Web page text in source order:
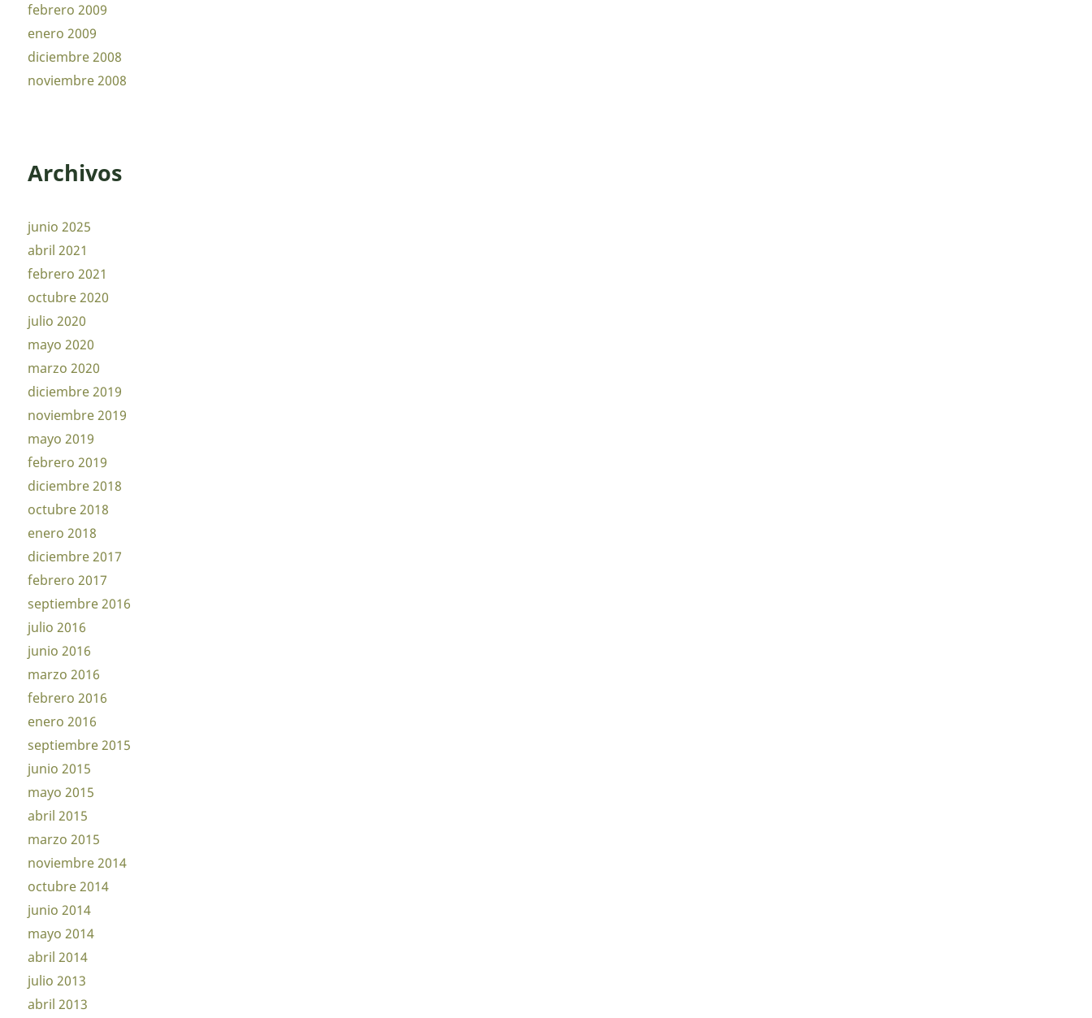
febrero 2009
enero 2009
diciembre 2008
noviembre 2008
Archivos
junio 2025
abril 2021
febrero 2021
octubre 2020
julio 2020
mayo 2020
marzo 2020
diciembre 2019
noviembre 2019
mayo 2019
febrero 2019
diciembre 2018
octubre 2018
enero 2018
diciembre 2017
febrero 2017
septiembre 2016
julio 2016
junio 2016
marzo 2016
febrero 2016
enero 2016
septiembre 2015
junio 2015
mayo 2015
abril 2015
marzo 2015
noviembre 2014
octubre 2014
junio 2014
mayo 2014
abril 2014
julio 2013
abril 2013